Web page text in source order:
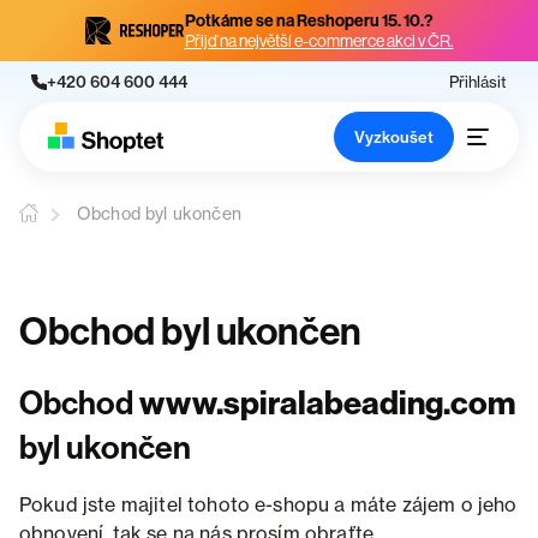
Potkáme se na Reshoperu 15. 10.?
Přijď na největší e-commerce akci v ČR.
+420 604 600 444 Přihlásit
Vyzkoušet
Obchod byl ukončen
Obchod byl ukončen
Obchodwww.spiralabeading.com
byl ukončen
Pokud jste majitel tohoto e-shopu a máte zájem o jeho
obnovení, tak se na nás prosím obraťte.